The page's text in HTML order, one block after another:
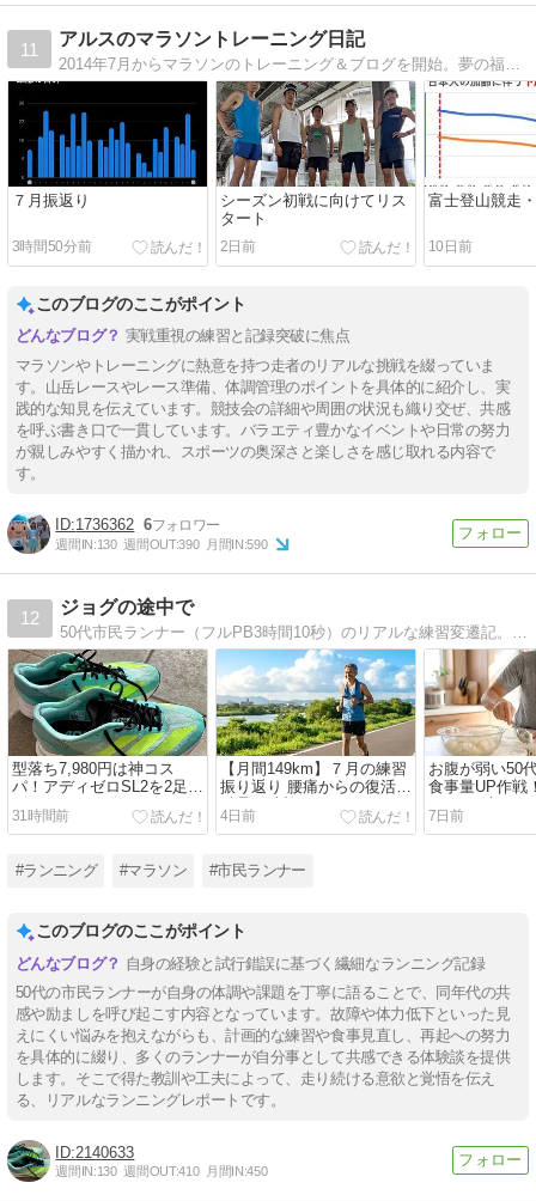
11
アルスのマラソントレーニング日記
７月振返り
3時間50分前
シーズン初戦に向けてリス
タート
2日前
富士登山競走
10日前
このブログのここがポイント
実戦重視の練習と記録突破に焦点
マラソンやトレーニングに熱意を持つ走者のリアルな挑戦を綴っていま
す。山岳レースやレース準備、体調管理のポイントを具体的に紹介し、実
践的な知見を伝えています。競技会の詳細や周囲の状況も織り交ぜ、共感
を呼ぶ書き口で一貫しています。バラエティ豊かなイベントや日常の努力
が親しみやすく描かれ、スポーツの奥深さと楽しさを感じ取れる内容で
す。
1736362 6
週間IN:130 週間OUT:390 月間IN:590
12
ジョグの途中で
50代市民ランナー（フルPB3時間10秒）のリアルな練習変遷記。実腹シューズレビュー、呼吸が楽でも脚は壊れる真の回復JOG論、6週間ごとに身体を騙して移行する緻密なシーズン計画、腰痛復帰ドキュメントを配信中！
型落ち7,980円は神コス
パ！アディゼロSL2を2足リ
ピートした50代ランナーの
リアルな本音
31時間前
【月間149km】７月の練習
振り返り 腰痛からの復活と
酷暑の洗礼
4日前
お腹が弱い50
食事量UP作戦
3つの工夫
7日前
#ランニング #マラソン #市民ランナー
このブログのここがポイント
自身の経験と試行錯誤に基づく繊細なランニング記録
50代の市民ランナーが自身の体調や課題を丁寧に語ることで、同年代の共
感や励ましを呼び起こす内容となっています。故障や体力低下といった見
えにくい悩みを抱えながらも、計画的な練習や食事見直し、再起への努力
を具体的に綴り、多くのランナーが自分事として共感できる体験談を提供
します。そこで得た教訓や工夫によって、走り続ける意欲と覚悟を伝え
る、リアルなランニングレポートです。
2140633
週間IN:130 週間OUT:410 月間IN:450